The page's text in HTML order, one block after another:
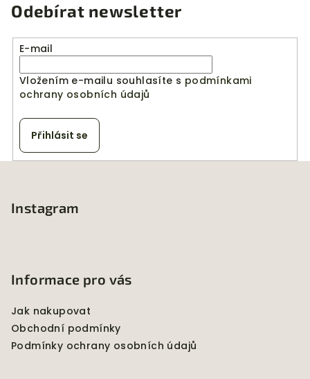
c
í
v
p
í
Odebírat newsletter
E-mail
Vložením e-mailu souhlasíte s podmínkami
ochrany osobních údajů
Přihlásit se
Instagram
Informace pro vás
Jak nakupovat
Obchodní podmínky
Podmínky ochrany osobních údajů